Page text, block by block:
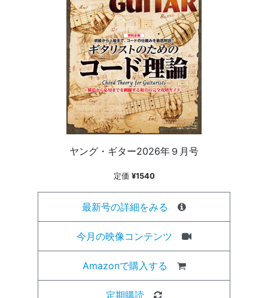
ヤング・ギター2026年９月号
定価 ¥1540
最新号の詳細をみる
今月の映像コンテンツ
Amazonで購入する
定期購読